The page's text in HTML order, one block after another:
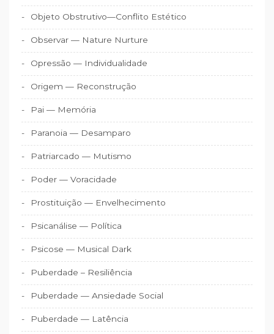
Objeto Obstrutivo—Conflito Estético
Observar — Nature Nurture
Opressão — Individualidade
Origem — Reconstrução
Pai — Memória
Paranoia — Desamparo
Patriarcado — Mutismo
Poder — Voracidade
Prostituição — Envelhecimento
Psicanálise — Política
Psicose — Musical Dark
Puberdade – Resiliência
Puberdade — Ansiedade Social
Puberdade — Latência